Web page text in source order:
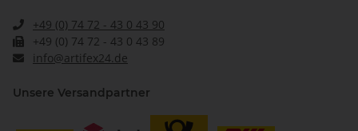
+49 (0) 74 72 - 43 0 43 90
+49 (0) 74 72 - 43 0 43 89
info@artifex24.de
Unsere Versandpartner